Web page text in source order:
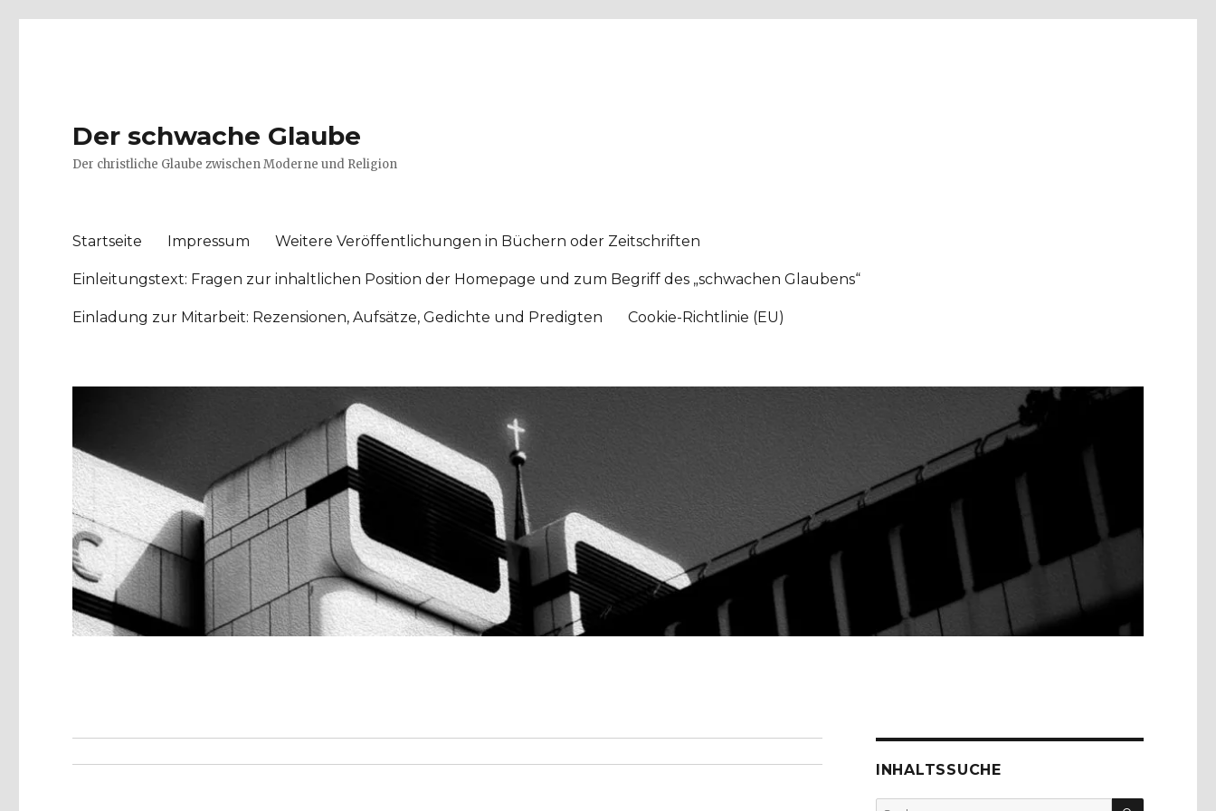
Der schwache Glaube
Der christliche Glaube zwischen Moderne und Religion
Startseite Impressum Weitere Veröffentlichungen in Büchern oder Zeitschriften
Einleitungstext: Fragen zur inhaltlichen Position der Homepage und zum Begriff des „schwachen Glaubens“
Einladung zur Mitarbeit: Rezensionen, Aufsätze, Gedichte und Predigten Cookie-Richtlinie (EU)
INHALTSSUCHE
Suche SUCHEN